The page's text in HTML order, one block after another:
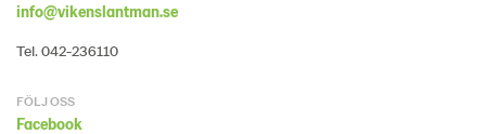
info@vikenslantman.se
Tel. 042-236110
FÖLJ OSS
Facebook